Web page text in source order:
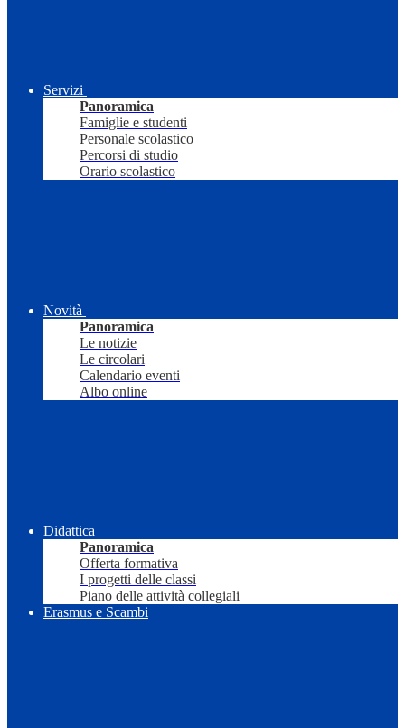
Servizi
Panoramica
Famiglie e studenti
Personale scolastico
Percorsi di studio
Orario scolastico
Novità
Panoramica
Le notizie
Le circolari
Calendario eventi
Albo online
Didattica
Panoramica
Offerta formativa
I progetti delle classi
Piano delle attività collegiali
Erasmus e Scambi